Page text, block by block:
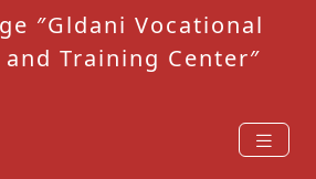
″Gldani Vocational
Training Center″